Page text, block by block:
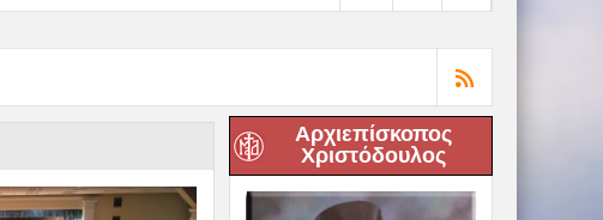
Αρχιεπίσκοπος
Χριστόδουλος